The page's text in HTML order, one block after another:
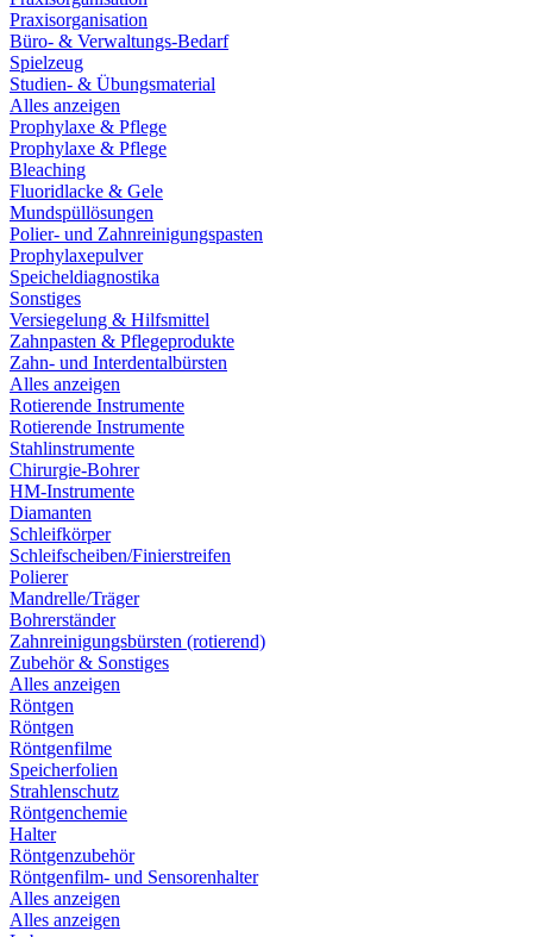
Praxisorganisation
Büro- & Verwaltungs-Bedarf
Spielzeug
Studien- & Übungsmaterial
Alles anzeigen
Prophylaxe & Pflege
Prophylaxe & Pflege
Bleaching
Fluoridlacke & Gele
Mundspüllösungen
Polier- und Zahnreinigungspasten
Prophylaxepulver
Speicheldiagnostika
Sonstiges
Versiegelung & Hilfsmittel
Zahnpasten & Pflegeprodukte
Zahn- und Interdentalbürsten
Alles anzeigen
Rotierende Instrumente
Rotierende Instrumente
Stahlinstrumente
Chirurgie-Bohrer
HM-Instrumente
Diamanten
Schleifkörper
Schleifscheiben/Finierstreifen
Polierer
Mandrelle/Träger
Bohrerständer
Zahnreinigungsbürsten (rotierend)
Zubehör & Sonstiges
Alles anzeigen
Röntgen
Röntgen
Röntgenfilme
Speicherfolien
Strahlenschutz
Röntgenchemie
Halter
Röntgenzubehör
Röntgenfilm- und Sensorenhalter
Alles anzeigen
Alles anzeigen